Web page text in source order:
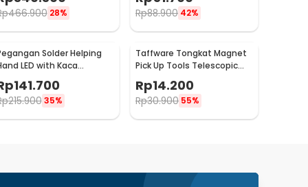
466.900 28%
4 LED 3X - HL-A4
Rp88.900 42%
Solder Helping
LED with Kaca
4.5X - TH-7023
141.700
215.900 35%
Taffware Tongkat Magnet
Pick Up Tools Telescopic
GJ0347
Rp14.200
Rp30.900 55%